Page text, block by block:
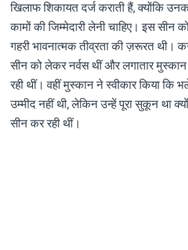
खिलाफ शिकायत दर्ज कराती हैं, क्योंकि
कामों की जिम्मेदारी लेनी चाहिए। इस सीन
गहरी भावनात्मक तीव्रता की ज़रूरत थी।
सीन को लेकर नर्वस थीं और लगातार
रही थीं। वहीं मुस्कान ने स्वीकार किया कि
उम्मीद नहीं थी, लेकिन उन्हें पूरा सुकून था
सीन कर रही थीं।